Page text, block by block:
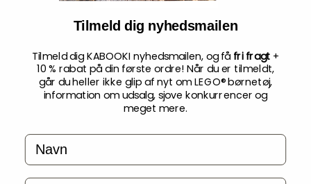
POPULÆRE PRODUKTER - KORTÆRMEDE T-
SHIRTS
Tilmeld dig nyhedsmailen
Tilmeld dig KABOOKI nyhedsmailen, og få fri fragt +
10 % rabat på din første ordre! Når du er tilmeldt,
går du heller ikke glip af nyt om LEGO® børnetøj,
information om udsalg, sjove konkurrencer og
meget mere.
Navn